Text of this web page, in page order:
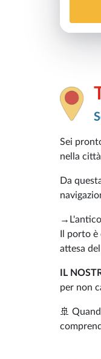
Sei
nella
Da
Il porto
attesa
IL
per non
🚢